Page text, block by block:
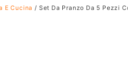
E Cucina / Set Da Pranzo Da 5 Pezzi